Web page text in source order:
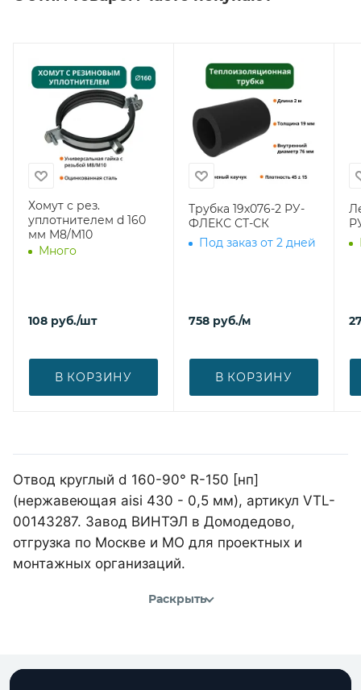
Хомут с рез.
уплотнителем d 160
мм М8/М10
Много
108 руб./шт
В КОРЗИНУ
Трубка 19х076-2 РУ-
ФЛЕКС СТ-СК
Под заказ от 2 дней
758 руб./м
В КОРЗИНУ
Отвод круглый d 160-90° R-150 [нп]
(нержавеющая aisi 430 - 0,5 мм), артикул VTL-
00143287. Завод ВИНТЭЛ в Домодедово,
отгрузка по Москве и МО для проектных и
монтажных организаций.
Раскрыть